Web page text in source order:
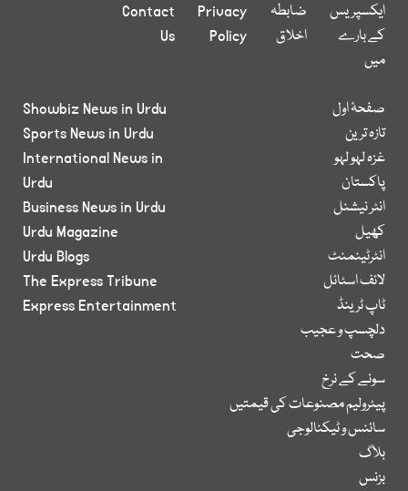
ایکسپریس
کے بارے
میں
ضابطہ
اخلاق
Privacy
Policy
Contact
Us
صفحۂ اول
تازہ ترین
غزہ لہو لہو
پاکستان
انٹر نیشنل
کھیل
انٹرٹینمنٹ
لائف اسٹائل
ٹاپ ٹرینڈ
دلچسپ و عجیب
صحت
سونے کے نرخ
پیٹرولیم مصنوعات کی قیمتیں
سائنس و ٹیکنالوجی
بلاگ
بزنس
Showbiz News in Urdu
Sports News in Urdu
International News in
Urdu
Business News in Urdu
Urdu Magazine
Urdu Blogs
The Express Tribune
Express Entertainment